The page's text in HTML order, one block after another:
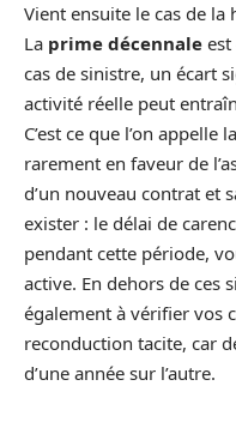
Vient ensuite le cas de la
La prime décennale est
cas de sinistre, un écart
activité réelle peut
C’est ce que l’on
rarement en faveur de
d’un nouveau contrat et
exister : le délai de
pendant cette période,
active. En dehors de ces
également à vérifier vos
reconduction tacite, car
d’une année sur l’autre.